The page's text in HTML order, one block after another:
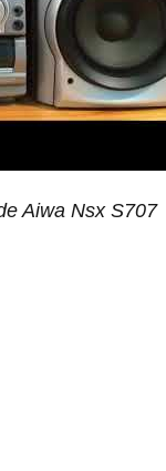
Aiwa Nsx S707